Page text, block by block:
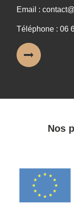
Email :
Téléphone : 06
Nos